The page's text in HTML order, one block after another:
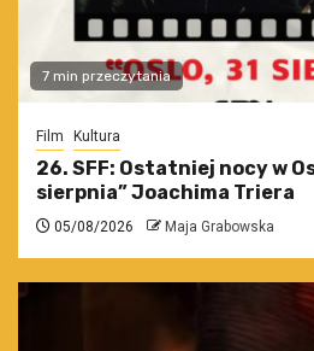
7 min przeczytania
Film Kultura
26. SFF: Ostatniej nocy w
sierpnia” Joachima Triera
05/08/2026 Maja Grabowska